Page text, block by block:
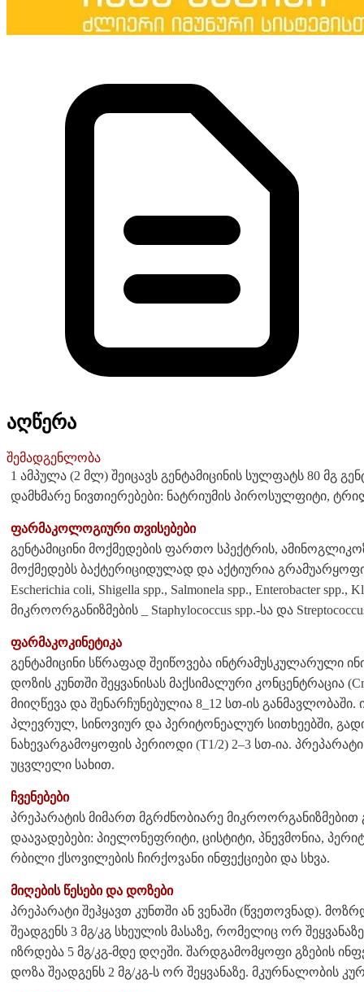
აღწერა
შემადგენლობა
1 ამპულა (2 მლ) შეიცავს გენტამიცინის სულფატს 80 მგ
დამხმარე ნივთიერებები: ნატრიუმის პიროსულფიტი,
ფარმაკოლოგიური თვისებები
გენტამიცინი მოქმედების ფართო სპექტრის,
მოქმედებს ბაქტერიციდულად და აქტიურია
Escherichia coli, Shigella spp., Salmonela spp., Enterobacter
მიკროორგანიზმების _ Staphylococcus spp.-სა და
ფარმაკოკინეტიკა
გენტამიცინი სწრაფად შეიწოვება ინტრამუსკულარული
დოზის კუნთში შეყვანისას მაქსიმალური კონცენტრაცია
მიიღწევა და შენარჩუნებულია 8_12 სთ-ის
პლევრულ, სინოვიურ და პერიტონეალურ სითხეებში,
ნახევარგამოყოფის პერიოდი (T1/2) 2–3 სთ-ია.
უცვლელი სახით.
ჩვენებები
პრეპარატის მიმართ მგრძნობიარე მიკროორგანიზმებით
დაავადებები: პიელონეფრიტი, ცისტიტი, პნევმონია,
რბილი ქსოვილების ჩირქოვანი ინფექციები და სხვა.
მიღების წესები და დოზები
პრეპარატი შეჰყავთ კუნთში ან ვენაში (წვეთოვნად).
შეადგენს 3 მგ/კგ სხეულის მასაზე, რომელიც ორ
იზრდება 5 მგ/კგ-მდე დღეში. შარდგამომყოფი გზების
დოზა შეადგენს 2 მგ/კგ-ს ორ შეყვანაზე. მკურნალობის